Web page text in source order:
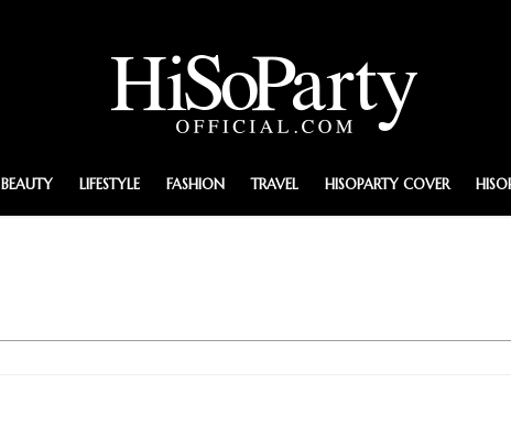
BEAUTY LIFESTYLE FASHION TRAVEL HISOPARTY COVER